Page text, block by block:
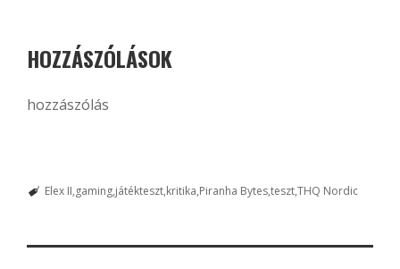
HOZZÁSZÓLÁSOK
hozzászólás
Elex II gaming játékteszt kritika Piranha BytestesztTHQ Nordic